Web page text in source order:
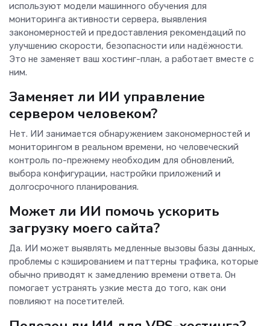
используют модели машинного обучения для
мониторинга активности сервера, выявления
закономерностей и предоставления рекомендаций по
улучшению скорости, безопасности или надёжности.
Это не заменяет ваш хостинг-план, а работает вместе с
ним.
Заменяет ли ИИ управление
сервером человеком?
Нет. ИИ занимается обнаружением закономерностей и
мониторингом в реальном времени, но человеческий
контроль по-прежнему необходим для обновлений,
выбора конфигурации, настройки приложений и
долгосрочного планирования.
Может ли ИИ помочь ускорить
загрузку моего сайта?
Да. ИИ может выявлять медленные вызовы базы данных,
проблемы с кэшированием и паттерны трафика, которые
обычно приводят к замедлению времени ответа. Он
помогает устранять узкие места до того, как они
повлияют на посетителей.